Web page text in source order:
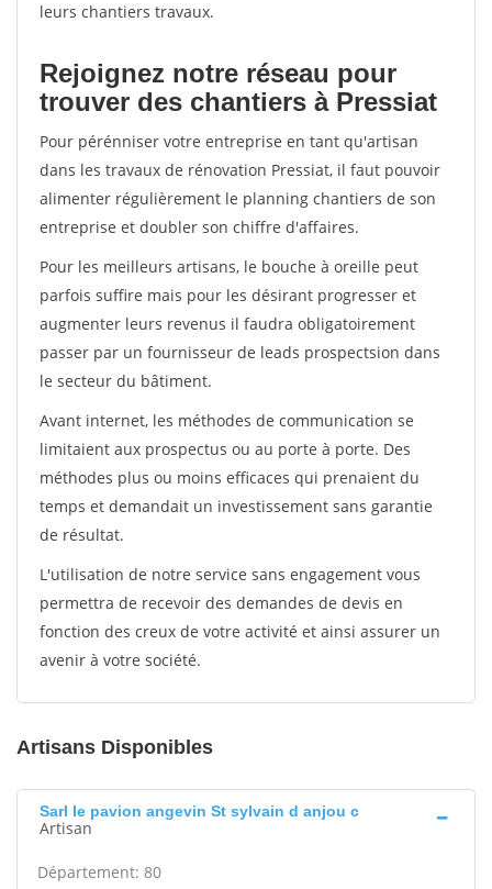
leurs chantiers travaux.
Rejoignez notre réseau pour
trouver des chantiers à Pressiat
Pour pérénniser votre entreprise en tant qu'artisan
dans les travaux de rénovation Pressiat, il faut pouvoir
alimenter régulièrement le planning chantiers de son
entreprise et doubler son chiffre d'affaires.
Pour les meilleurs artisans, le bouche à oreille peut
parfois suffire mais pour les désirant progresser et
augmenter leurs revenus il faudra obligatoirement
passer par un fournisseur de leads prospectsion dans
le secteur du bâtiment.
Avant internet, les méthodes de communication se
limitaient aux prospectus ou au porte à porte. Des
méthodes plus ou moins efficaces qui prenaient du
temps et demandait un investissement sans garantie
de résultat.
L'utilisation de notre service sans engagement vous
permettra de recevoir des demandes de devis en
fonction des creux de votre activité et ainsi assurer un
avenir à votre société.
Artisans Disponibles
Sarl le pavion angevin St sylvain d anjou c
Artisan
Département: 80